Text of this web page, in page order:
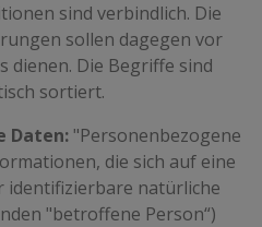
sind verbindlich. Die
sollen dagegen vor
dienen. Die Begriffe sind
sortiert.
Daten: "Personenbezogene
die sich auf eine
identifizierbare natürliche
"betroffene Person“)